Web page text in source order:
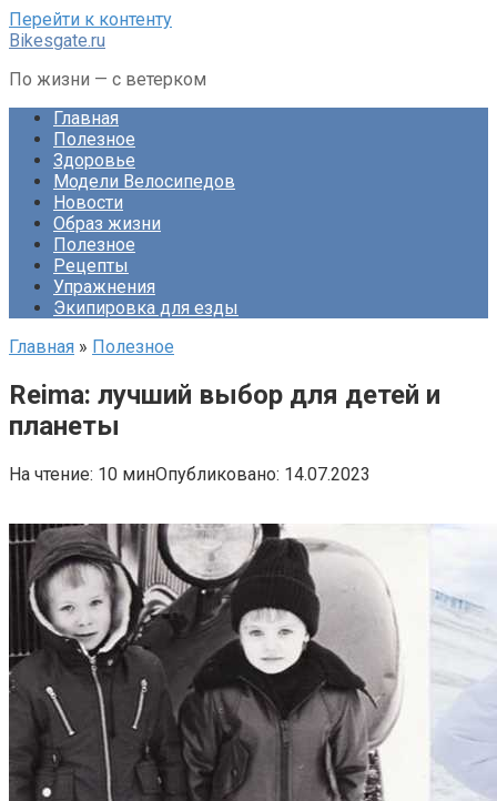
Перейти к контенту
Bikesgate.ru
По жизни — с ветерком
Главная
Полезное
Здоровье
Модели Велосипедов
Новости
Образ жизни
Полезное
Рецепты
Упражнения
Экипировка для езды
Главная » Полезное
Reima: лучший выбор для детей и
планеты
На чтение: 10 минОпубликовано: 14.07.2023